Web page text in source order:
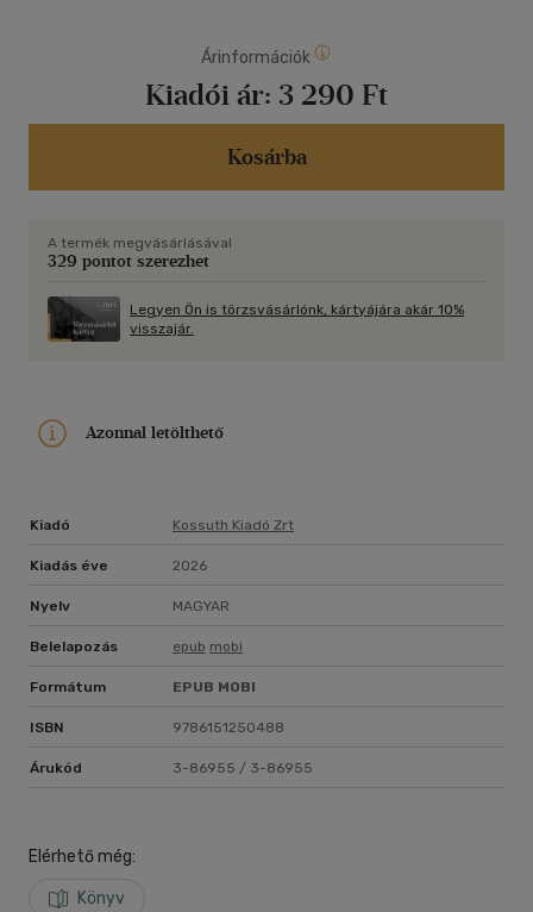
Kingfisher regénye Edgar Allan Poe Az Usher-ház vége című
novellájának lebilincselő, atmoszferikus újragondolása.
Árinformációk
Kiadói ár: 3 290 Ft
Kosárba
A termék megvásárlásával
329 pontot szerezhet
Legyen Ön is törzsvásárlónk, kártyájára akár 10%
visszajár.
Azonnal letölthető
Kiadó Kossuth Kiadó Zrt
Kiadás éve 2026
Nyelv MAGYAR
Belelapozás epub mobi
Formátum EPUB MOBI
ISBN 9786151250488
Árukód 3-86955 / 3-86955
Elérhető még:
Könyv